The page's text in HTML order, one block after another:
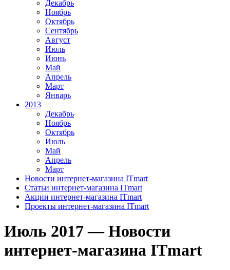
Декабрь
Ноябрь
Октябрь
Сентябрь
Август
Июль
Июнь
Май
Апрель
Март
Январь
2013
Декабрь
Ноябрь
Октябрь
Июль
Май
Апрель
Март
Новости интернет-магазина ITmart
Статьи интернет-магазина ITmart
Акции интернет-магазина ITmart
Проекты интернет-магазина ITmart
Июль 2017 — Новости
интернет-магазина ITmart